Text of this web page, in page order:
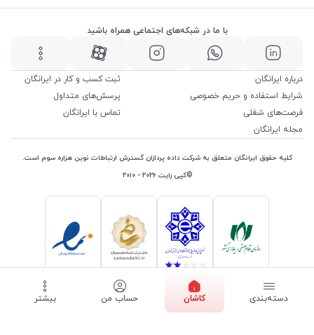
با ما در شبکه‌های اجتماعی همراه باشید
درباره ایرانگان
شرایط استفاده و حریم خصوصی
فرصت‌های شغلی
مجله ایرانگان
ثبت کسب و کار در ایرانگان
پرسش‌های متداول
تماس با ایرانگان
کلیه حقوق ایرانگان متعلق به شرکت داده پردازان گسترش ارتباطات نوین هزاره سوم است.
©کپی رایت ۲۰۲۶ - ۲۰۱۰
دسته‌بندی کاشان حساب من بیشتر